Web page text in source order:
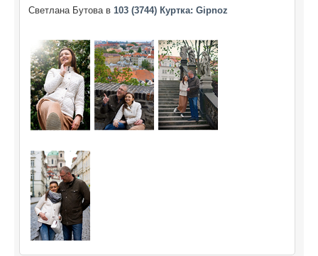
Светлана Бутова в 103 (3744) Куртка: Gipnoz